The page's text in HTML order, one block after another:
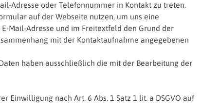
Adresse oder Telefonnummer in Kontakt zu treten.
auf der Webseite nutzen, um uns eine
Mail-Adresse und im Freitextfeld den Grund der
mit der Kontaktaufnahme angegebenen
haben ausschließlich die mit der Bearbeitung der
nach Art. 6 Abs. 1 Satz 1 lit. a DSGVO auf